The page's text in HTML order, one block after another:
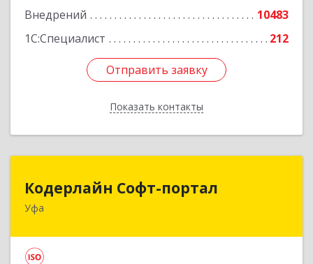
Внедрений
10483
1С:Специалист
212
Отправить заявку
Показать контакты
Отправить заявку
Назад
Кодерлайн Софт-портал
Уфа
Кодерлайн Софт-портал
450006, Башкортостан Респ, Уфа г, Пархоменко